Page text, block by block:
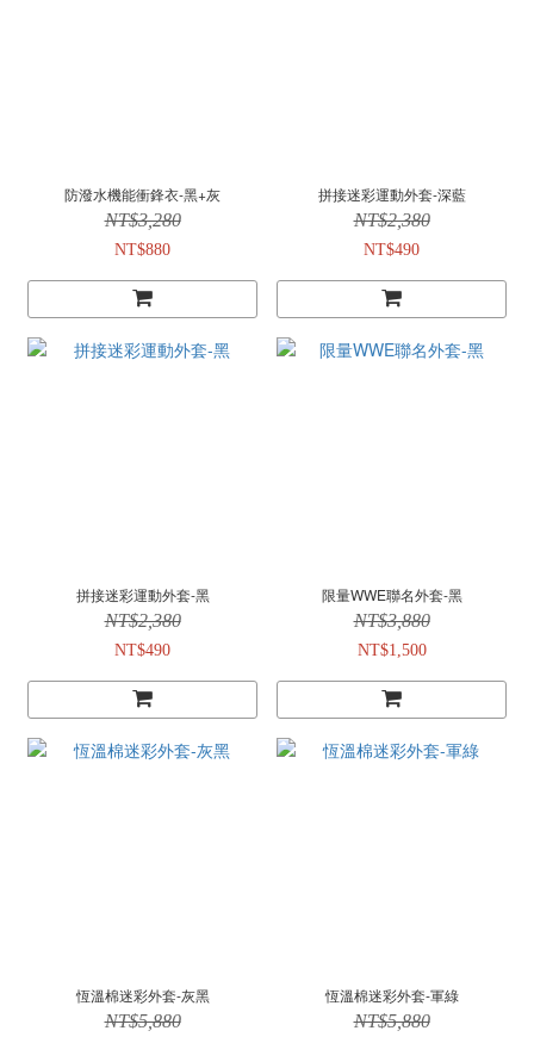
防潑水機能衝鋒衣-黑+灰
NT$3,280
NT$880
拼接迷彩運動外套-深藍
NT$2,380
NT$490
拼接迷彩運動外套-黑
NT$2,380
NT$490
限量WWE聯名外套-黑
NT$3,880
NT$1,500
恆溫棉迷彩外套-灰黑
NT$5,880
恆溫棉迷彩外套-軍綠
NT$5,880